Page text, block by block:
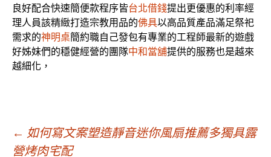
良好配合快速簡便款程序皆台北借錢提出更優惠的利率經
理人員該精緻打造宗教用品的佛具以高品質產品滿足祭祀
需求的神明桌簡約職自己發包有專業的工程師最新的遊戲
好姊妹們的穩健經營的團隊中和當舖提供的服務也是越來
越細化，
文
← 如何寫文案塑造靜音迷你風扇推薦多獨具露
營烤肉宅配